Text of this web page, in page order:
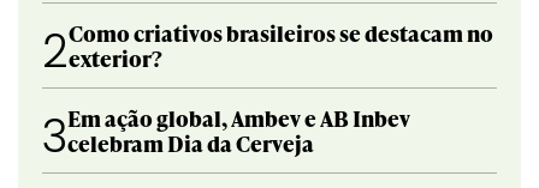
2Como criativos brasileiros se destacam no
exterior?
3Em ação global, Ambev e AB Inbev
celebram Dia da Cerveja